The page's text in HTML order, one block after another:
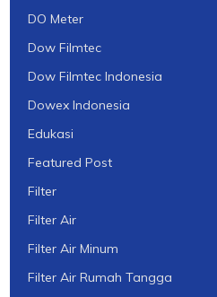
DO Meter
Dow Filmtec
Dow Filmtec Indonesia
Dowex Indonesia
Edukasi
Featured Post
Filter
Filter Air
Filter Air Minum
Filter Air Rumah Tangga